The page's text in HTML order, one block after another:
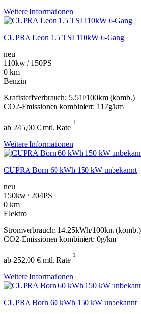
Weitere Informationen
CUPRA Leon 1.5 TSI 110kW 6-Gang
neu
110kw / 150PS
0 km
Benzin
Kraftstoffverbrauch: 5.51l/100km (komb.)
CO2-Emissionen kombiniert: 117g/km
ab 245,00 € mtl. Rate
1
Weitere Informationen
CUPRA Born 60 kWh 150 kW unbekannt
neu
150kw / 204PS
0 km
Elektro
Stromverbrauch: 14.25kWh/100km (komb.)
CO2-Emissionen kombiniert: 0g/km
ab 252,00 € mtl. Rate
1
Weitere Informationen
CUPRA Born 60 kWh 150 kW unbekannt